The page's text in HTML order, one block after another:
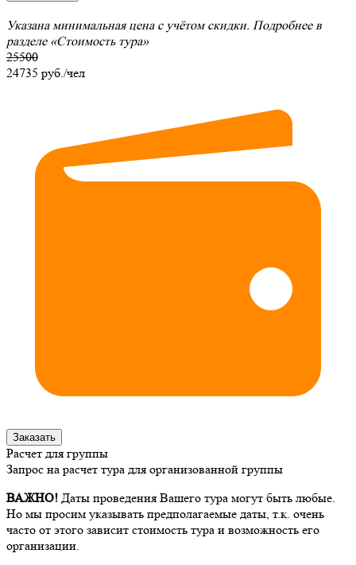
Указана минимальная цена с учётом скидки. Подробнее в
разделе «Стоимость тура»
25500
24735 руб./чел
Заказать
Расчет для группы
Запрос на расчет тура для организованной группы
ВАЖНО! Даты проведения Вашего тура могут быть любые.
Но мы просим указывать предполагаемые даты, т.к. очень
часто от этого зависит стоимость тура и возможность его
организации.